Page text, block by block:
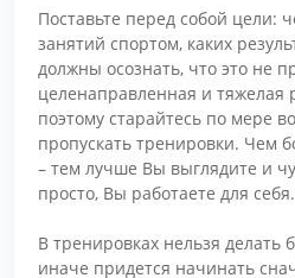
Поставьте перед собой цели:
занятий спортом, каких
должны осознать, что это не
целенаправленная и тяжелая
поэтому старайтесь по мере
пропускать тренировки. Чем
– тем лучше Вы выглядите и
просто, Вы работаете для себя.
В тренировках нельзя делать
иначе придется начинать